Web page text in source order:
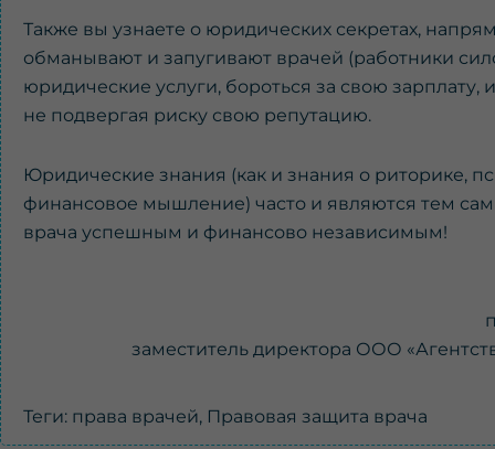
Также вы узнаете о юридических секретах,
обманывают и запугивают врачей (работники
юридические услуги, бороться за свою
не подвергая риску свою репутацию.
Юридические знания (как и знания о риторике,
финансовое мышление) часто и являются тем
врача успешным и финансово независимым!
заместитель директора ООО
Теги: права врачей, Правовая защита врача